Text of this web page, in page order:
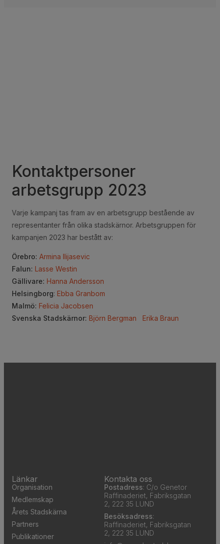
Kontaktpersoner
arbetsgrupp 2023
Varje kampanj tas fram av en arbetsgrupp bestående av
representanter från olika stadskärnor. Arbetsgruppen för
kampanjen 2023 har bestått av:
Örebro: Armina Ilijasevic
Falun: Lasse Westin
Gällivare: Hanna Andersson
Helsingborg: Ebba Granbom
Malmö: Felicia Jacobsen
Svenska Stadskärnor: Björn Bergman Erika Braun
Länkar
Organisation
Medlemskap
Årets Stadskärna
Partners
Publikationer
Kontakta oss
Postadress: C/o Genetor
Raffinaderiet, Fabriksgatan
2, 222 35 LUND
Besöksadress:
Raffinaderiet, Fabriksgatan
2, 222 35 LUND